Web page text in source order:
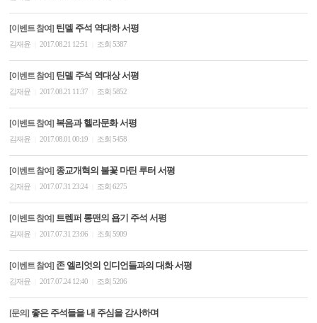
[이벤트 참여] 틴델 주석 역대하 서평
김재윤 2017.08.21 12:51 조회 5387
[이벤트 참여] 틴델 주석 역대상 서평
김재윤 2017.08.21 11:37 조회 5852
[이벤트 참여] 복음과 헬라문화 서평
김재윤 2017.08.01 00:19 조회 5458
[이벤트 참여] 종교개혁의 불꽃 마틴 루터 서평
김재윤 2017.07.31 23:24 조회 6275
[이벤트 참여] 트렘퍼 롱맨의 욥기 주석 서평
김재윤 2017.07.31 23:06 조회 5909
[이벤트 참여] 존 엘리엇의 인디언들과의 대화 서평
김재윤 2017.07.24 12:40 조회 5206
[문의] 좋은 주석들을 내 주심을 감사하며